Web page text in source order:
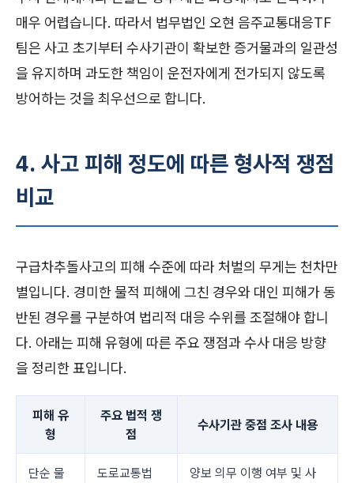
매우 어렵습니다. 따라서 법무법인 오현 음주교통대응TF
팀은 사고 초기부터 수사기관이 확보한 증거물과의 일관성
을 유지하며 과도한 책임이 운전자에게 전가되지 않도록
방어하는 것을 최우선으로 합니다.
4. 사고 피해 정도에 따른 형사적 쟁점
비교
구급차추돌사고의 피해 수준에 따라 처벌의 무게는 천차만
별입니다. 경미한 물적 피해에 그친 경우와 대인 피해가 동
반된 경우를 구분하여 법리적 대응 수위를 조절해야 합니
다. 아래는 피해 유형에 따른 주요 쟁점과 수사 대응 방향
을 정리한 표입니다.
피해 유
형
주요 법적 쟁
점
수사기관 중점 조사 내용
단순 물
도로교통법
양보 의무 이행 여부 및 사